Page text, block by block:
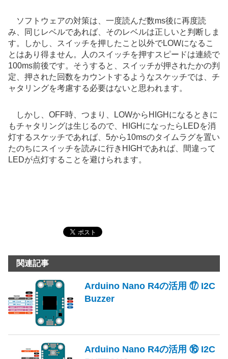
ソフトウェアの対策は、一度読んだ数ms後に再度読
み、同じレベルであれば、そのレベルは正しいと判断しま
す。しかし、スイッチを押したこと以外でLOWになるこ
とはあり得ません。人のスイッチを押すスピードは連続で
100ms前後です。そうすると、スイッチが押されたかの判
定、押された回数をカウントするようなスケッチでは、チ
ャタリングを考慮する必要はないと思われます。
しかし、OFF時、つまり、LOWからHIGHになるときに
もチャタリングは生じるので、HIGHになったらLEDを消
灯するスケッチであれば、5から10msのタイムラグを置い
たのちにスイッチを読みに行きHIGHであれば、間違って
LEDが点灯することを避けられます。
関連記事
Arduino Nano R4の活用 ⑰ I2C
Buzzer
Arduino Nano R4の活用 ⑯ I2C